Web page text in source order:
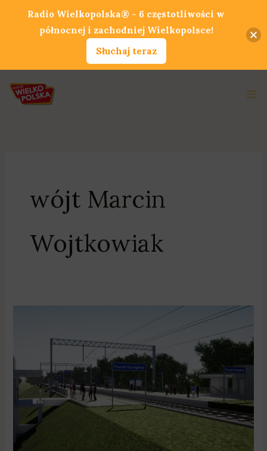
wójt Marcin
Wojtkowiak
Koziegłowy”?
Co
dalej
z
koleją
obwodową?
Radio Wielkopolska® - 6 częstotliwości w
północnej i zachodniej Wielkopolsce!
Słuchaj teraz